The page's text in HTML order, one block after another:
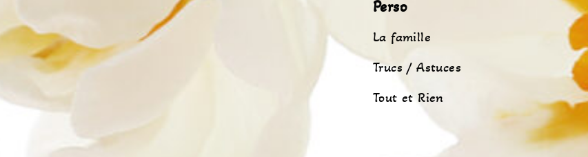
Perso
La famille
Trucs / Astuces
Tout et Rien